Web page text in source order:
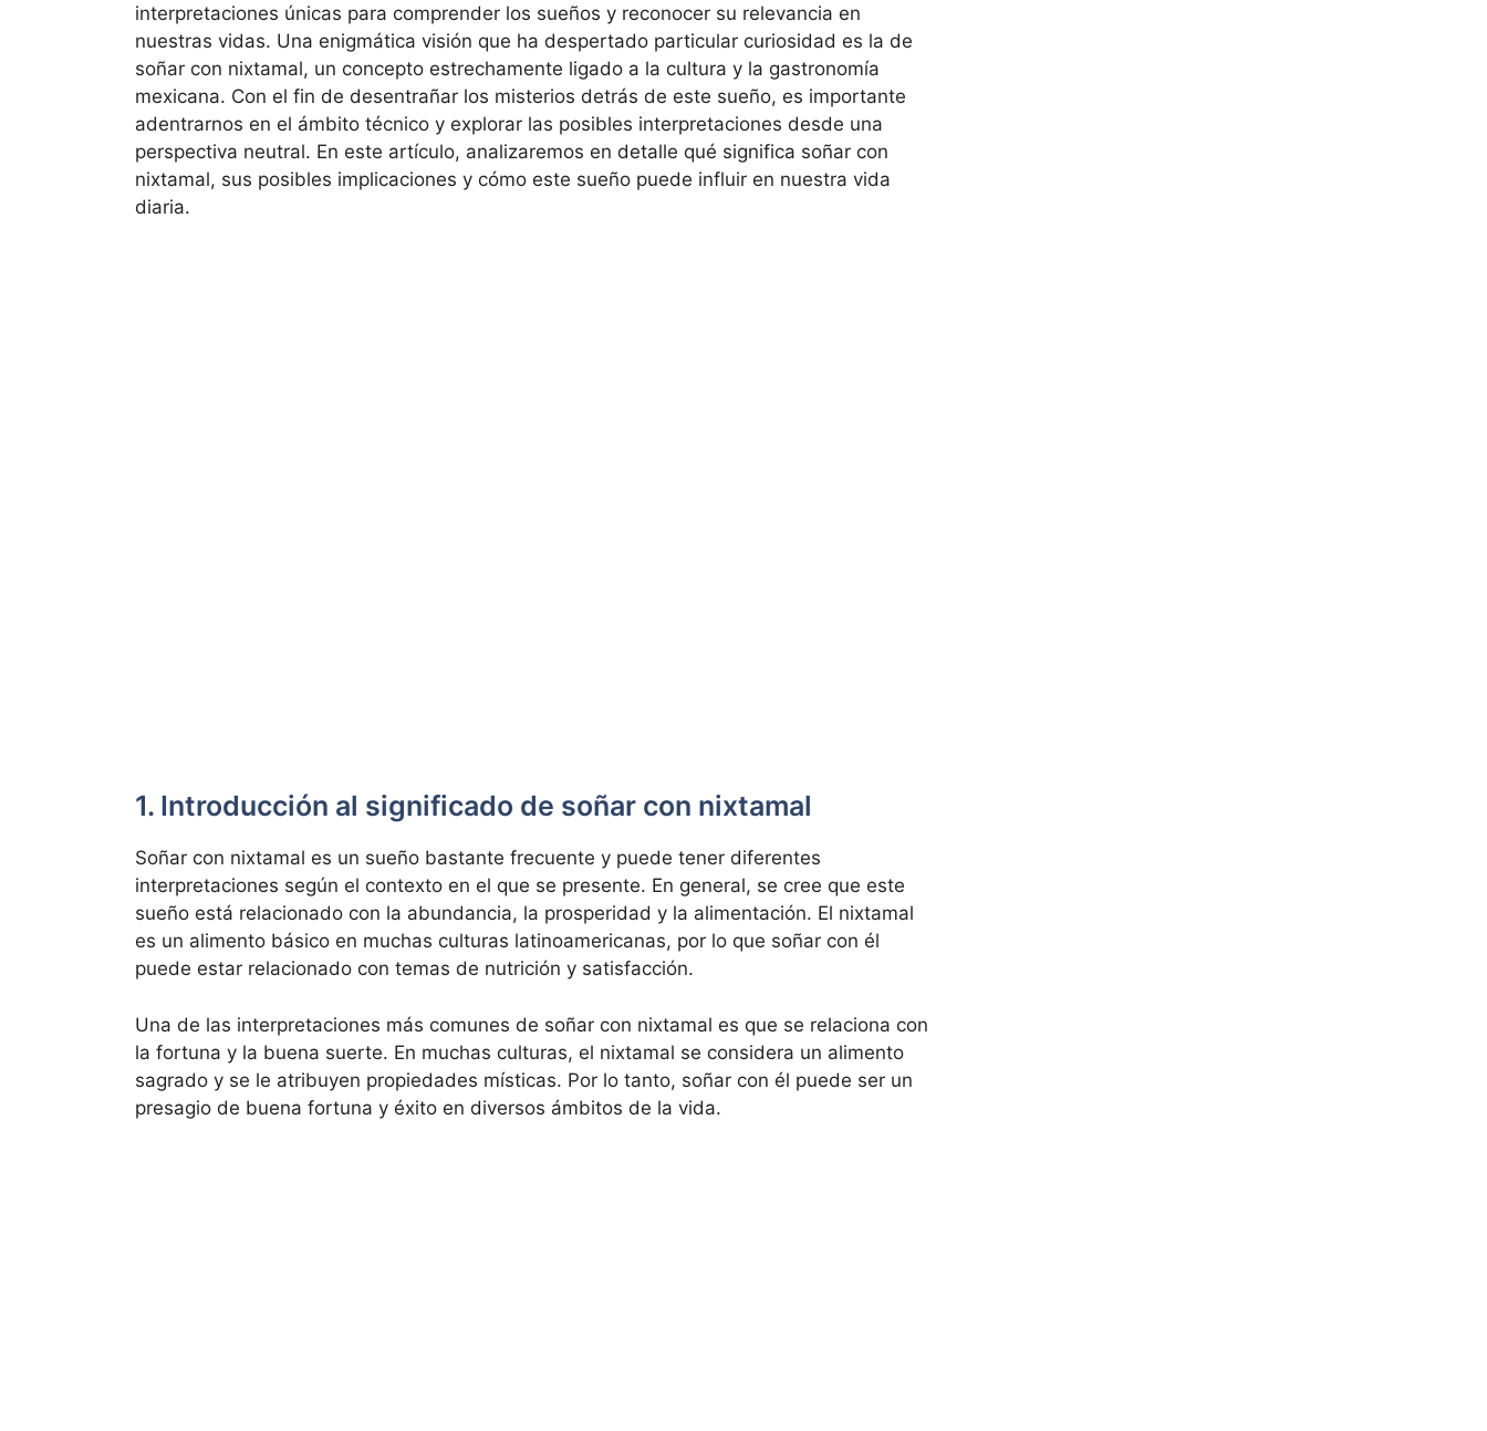
interpretaciones únicas para comprender los sueños y reconocer su relevancia en
nuestras vidas. Una enigmática visión que ha despertado particular curiosidad es la de
soñar con nixtamal, un concepto estrechamente ligado a la cultura y la gastronomía
mexicana. Con el fin de desentrañar los misterios detrás de este sueño, es importante
adentrarnos en el ámbito técnico y explorar las posibles interpretaciones desde una
perspectiva neutral. En este artículo, analizaremos en detalle qué significa soñar con
nixtamal, sus posibles implicaciones y cómo este sueño puede influir en nuestra vida
diaria.
1. Introducción al significado de soñar con nixtamal
Soñar con nixtamal es un sueño bastante frecuente y puede tener diferentes
interpretaciones según el contexto en el que se presente. En general, se cree que este
sueño está relacionado con la abundancia, la prosperidad y la alimentación. El nixtamal
es un alimento básico en muchas culturas latinoamericanas, por lo que soñar con él
puede estar relacionado con temas de nutrición y satisfacción.
Una de las interpretaciones más comunes de soñar con nixtamal es que se relaciona con
la fortuna y la buena suerte. En muchas culturas, el nixtamal se considera un alimento
sagrado y se le atribuyen propiedades místicas. Por lo tanto, soñar con él puede ser un
presagio de buena fortuna y éxito en diversos ámbitos de la vida.